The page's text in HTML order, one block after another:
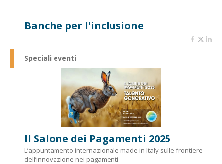
Banche per l'inclusione
Speciali eventi
Il Salone dei Pagamenti 2025
L’appuntamento internazionale made in Italy sulle frontiere
dell’innovazione nei pagamenti